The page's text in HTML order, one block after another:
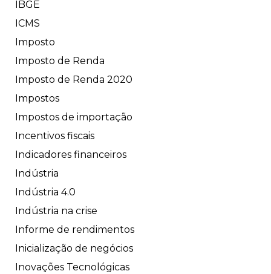
IBGE
ICMS
Imposto
Imposto de Renda
Imposto de Renda 2020
Impostos
Impostos de importação
Incentivos fiscais
Indicadores financeiros
Indústria
Indústria 4.0
Indústria na crise
Informe de rendimentos
Inicialização de negócios
Inovações Tecnológicas